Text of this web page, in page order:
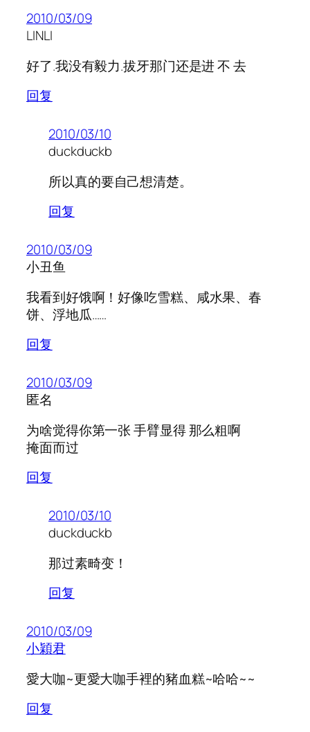
2010/03/09
LINLI
好了.我没有毅力.拔牙那门还是进 不 去
回复
2010/03/10
duckduckb
所以真的要自己想清楚。
回复
2010/03/09
小丑鱼
我看到好饿啊！好像吃雪糕、咸水果、春
饼、浮地瓜……
回复
2010/03/09
匿名
为啥觉得你第一张 手臂显得 那么粗啊
掩面而过
回复
2010/03/10
duckduckb
那过素畸变！
回复
2010/03/09
小穎君
愛大咖~更愛大咖手裡的豬血糕~哈哈~~
回复